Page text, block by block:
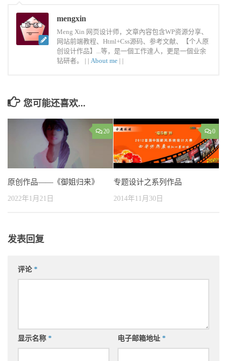
mengxin
Meng Xin 网页设计师，文章內容包含WP资源分享、
网站前端教程、Html+Css源码、参考文献、【个人原
创设计作品】...等，是一個工作達人，更是一個业余
钻研者。 | | About me | |
您可能还喜欢...
20
原创作品——《御姐归来》
2022年1月21日
0
专题设计之系列作品
2014年11月30日
发表回复
评论 *
显示名称 * 电子邮箱地址 *